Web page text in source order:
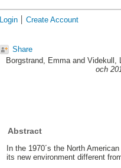
Login Create Account
Share
Borgstrand, Emmaand Videkull,
och
Abstract
In the 1970´s the North
its new environment different